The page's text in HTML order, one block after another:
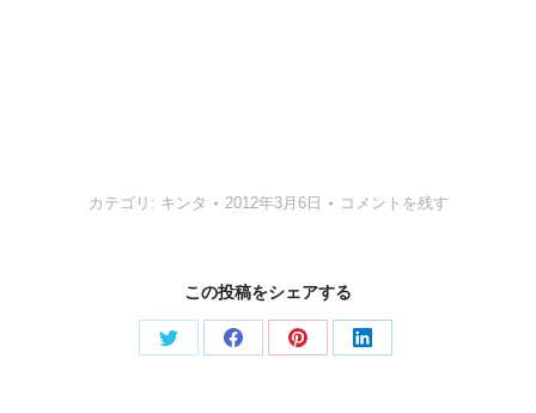
カテゴリ: キンタ 2012年3月6日 コメントを残す
この投稿をシェアする
Share
Share
Share
Share